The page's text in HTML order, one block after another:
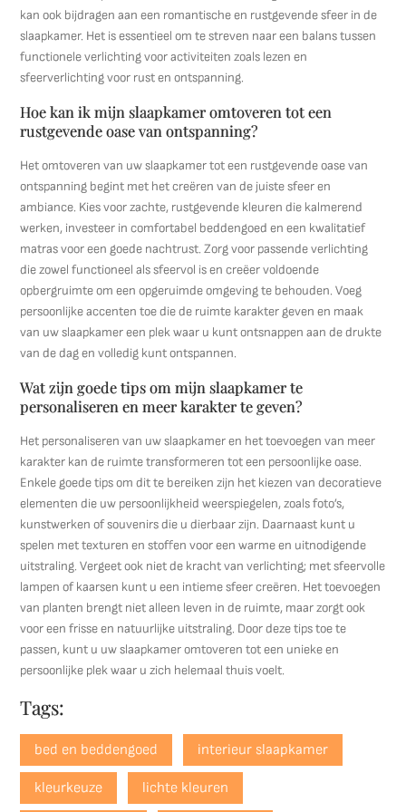
kan ook bijdragen aan een romantische en rustgevende sfeer in de
slaapkamer. Het is essentieel om te streven naar een balans tussen
functionele verlichting voor activiteiten zoals lezen en
sfeerverlichting voor rust en ontspanning.
Hoe kan ik mijn slaapkamer omtoveren tot een
rustgevende oase van ontspanning?
Het omtoveren van uw slaapkamer tot een rustgevende oase van
ontspanning begint met het creëren van de juiste sfeer en
ambiance. Kies voor zachte, rustgevende kleuren die kalmerend
werken, investeer in comfortabel beddengoed en een kwalitatief
matras voor een goede nachtrust. Zorg voor passende verlichting
die zowel functioneel als sfeervol is en creëer voldoende
opbergruimte om een opgeruimde omgeving te behouden. Voeg
persoonlijke accenten toe die de ruimte karakter geven en maak
van uw slaapkamer een plek waar u kunt ontsnappen aan de drukte
van de dag en volledig kunt ontspannen.
Wat zijn goede tips om mijn slaapkamer te
personaliseren en meer karakter te geven?
Het personaliseren van uw slaapkamer en het toevoegen van meer
karakter kan de ruimte transformeren tot een persoonlijke oase.
Enkele goede tips om dit te bereiken zijn het kiezen van decoratieve
elementen die uw persoonlijkheid weerspiegelen, zoals foto’s,
kunstwerken of souvenirs die u dierbaar zijn. Daarnaast kunt u
spelen met texturen en stoffen voor een warme en uitnodigende
uitstraling. Vergeet ook niet de kracht van verlichting; met sfeervolle
lampen of kaarsen kunt u een intieme sfeer creëren. Het toevoegen
van planten brengt niet alleen leven in de ruimte, maar zorgt ook
voor een frisse en natuurlijke uitstraling. Door deze tips toe te
passen, kunt u uw slaapkamer omtoveren tot een unieke en
persoonlijke plek waar u zich helemaal thuis voelt.
Tags:
bed en beddengoed interieur slaapkamer
kleurkeuze lichte kleuren